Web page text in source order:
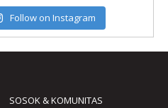
Follow on Instagram
SOSOK & KOMUNITAS